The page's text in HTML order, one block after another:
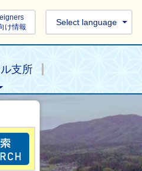
け情報
Select language
支所
目的の情報を探